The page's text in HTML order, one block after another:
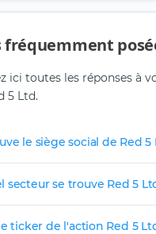
fréquemment
ici toutes les réponses à
5 Ltd.
le siège social de Red 5
secteur se trouve Red 5
ticker de l'action Red 5